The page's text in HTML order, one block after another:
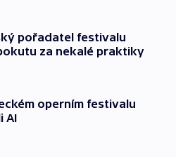
pořadatel festivalu
za nekalé praktiky
operním festivalu
AI